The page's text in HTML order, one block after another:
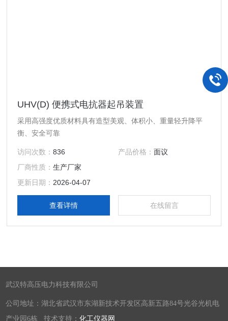
UHV(D) 便携式电抗器起吊装置
采用高强度优质材料具有造型美观、体积小、重量轻升降平
衡、安全可靠
访问次数：836 产品价格： 面议
厂商性质：生产厂家
更新日期： 2026-04-07
查看详情 在线留言
武汉特高压电力科技有限公司
公司地址：湖北省武汉市东湖新技术开发区高新五路84号光谷光机电
产业园6栋 技术支持：化工仪器网